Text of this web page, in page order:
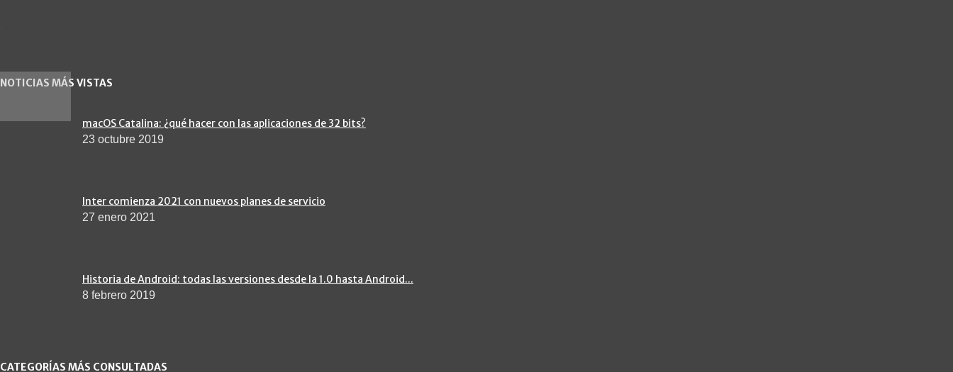
NOTICIAS MÁS VISTAS
macOS Catalina: ¿qué hacer con las aplicaciones de 32 bits?
23 octubre 2019
Inter comienza 2021 con nuevos planes de servicio
27 enero 2021
Historia de Android: todas las versiones desde la 1.0 hasta Android...
8 febrero 2019
CATEGORÍAS MÁS CONSULTADAS